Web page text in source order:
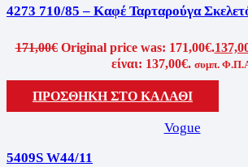
4273 710/85 – Καφέ Ταρταρούγα
171,00€ Original price was: 171,00€.
είναι: 137,00€. συμπ.
ΠΡΟΣΘΉΚΗ ΣΤΟ ΚΑΛΆΘΙ
Vogue
5409S W44/11